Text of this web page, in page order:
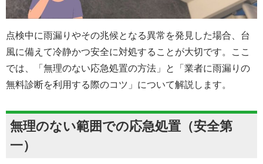
点検中に雨漏りやその兆候となる異常を発見した場合、台
風に備えて冷静かつ安全に対処することが大切です。ここ
では、「無理のない応急処置の方法」と「業者に雨漏りの
無料診断を利用する際のコツ」について解説します。
無理のない範囲での応急処置（安全第
一）